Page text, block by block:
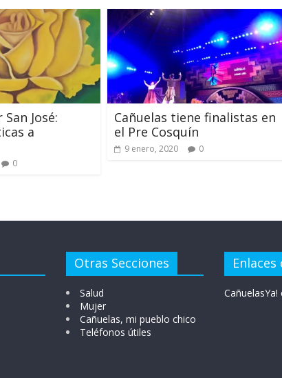
José:
a
0
Cañuelas tiene finalistas en
el Pre Cosquín
9 enero, 2020 0
Otras Secciones
Salud
Mujer
Cañuelas, mi pueblo chico
Teléfonos útiles